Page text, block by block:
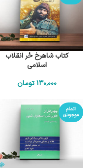
کتاب شاهرخ حُر انقلاب
اسلامی
130٬000 تومان
اتمام
موجودی